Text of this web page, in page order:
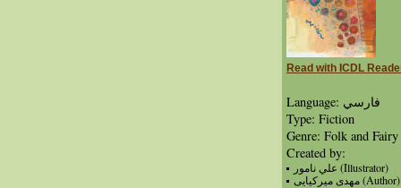
Read with ICDL
Language: فارسي
Type: Fiction
Genre: Folk and Fairy
Created by:
علي نامور (Illustrator)
مهدی میرکیایی (Author)